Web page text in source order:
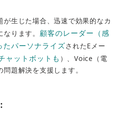
が生じた場合、迅速で効果的なカ
ります。 顧客のレーダー（感
たパーソナライズされたEメー
ャットボットも ）、Voice（電
題解決を支援します。